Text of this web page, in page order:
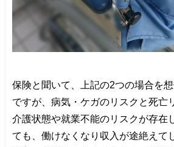
保険と聞いて、上記の2つの場合を
ですが、病気・ケガのリスクと死亡
介護状態や就業不能のリスクが存在
ても、働けなくなり収入が途絶えて